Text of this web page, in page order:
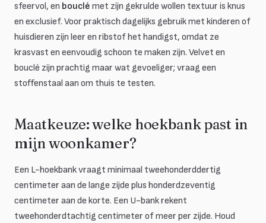
sfeervol, en bouclé met zijn gekrulde wollen textuur is knus
en exclusief. Voor praktisch dagelijks gebruik met kinderen of
huisdieren zijn leer en ribstof het handigst, omdat ze
krasvast en eenvoudig schoon te maken zijn. Velvet en
bouclé zijn prachtig maar wat gevoeliger; vraag een
stoffenstaal aan om thuis te testen.
Maatkeuze: welke hoekbank past in
mijn woonkamer?
Een L-hoekbank vraagt minimaal tweehonderddertig
centimeter aan de lange zijde plus honderdzeventig
centimeter aan de korte. Een U-bank rekent
tweehonderdtachtig centimeter of meer per zijde. Houd